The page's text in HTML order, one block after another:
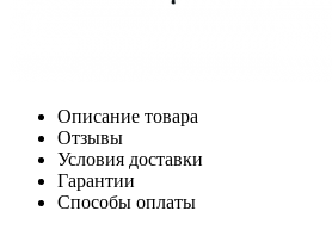
Описание товара
Отзывы
Условия доставки
Гарантии
Способы оплаты